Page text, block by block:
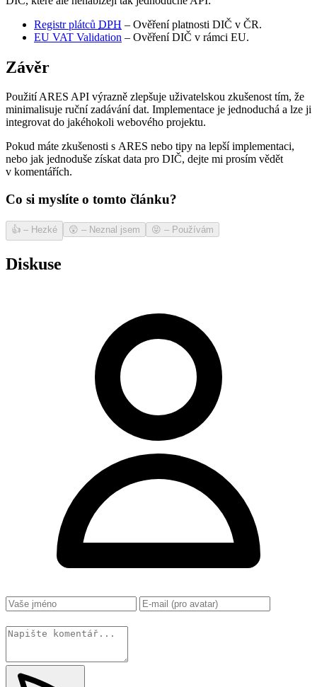
Registr plátců DPH – Ověření platnosti DIČ v ČR.
EU VAT Validation – Ověření DIČ v rámci EU.
Závěr
Použití ARES API výrazně zlepšuje uživatelskou zkušenost tím, že
minimalisuje ruční zadávání dat. Implementace je jednoduchá a lze ji
integrovat do jakéhokoli webového projektu.
Pokud máte zkušenosti s ARES nebo tipy na lepší implementaci,
nebo jak jednoduše získat data pro DIČ, dejte mi prosím vědět
v komentářích.
Co si myslíte o tomto článku?
👍 – Hezké 😲 – Neznal jsem 😝 – Používám
Diskuse